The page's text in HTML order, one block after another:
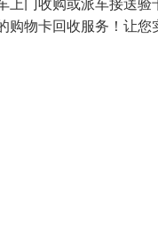
物卡回收服务！让